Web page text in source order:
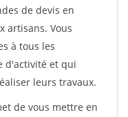
de devis en
artisans. Vous
à tous les
d'activité et qui
leurs travaux.
de vous mettre en